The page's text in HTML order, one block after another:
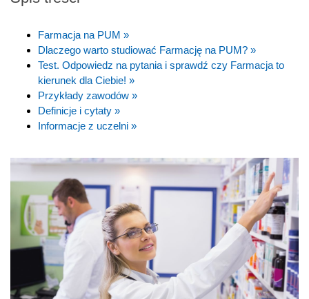
Farmacja na PUM »
Dlaczego warto studiować Farmację na PUM? »
Test. Odpowiedz na pytania i sprawdź czy Farmacja to
kierunek dla Ciebie! »
Przykłady zawodów »
Definicje i cytaty »
Informacje z uczelni »